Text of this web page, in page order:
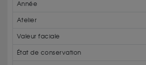
Année
Atelier
Valeur faciale
État de conservation